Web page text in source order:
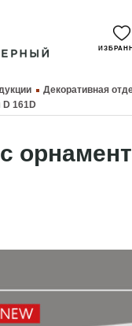
Декоративная
D 161D